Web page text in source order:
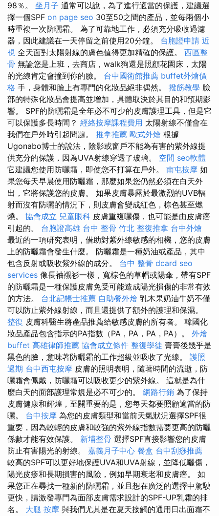
98％。 坐月子 通常可以說，為了進行適當的保護，建議選
擇一個SPF on page seo 30至50之間的產品，並每兩個小
時重複一次防曬霜。 為了可靠地工作，必須充分吸收過濾
器，因此建議在一天停留之前使用20分鐘。 台胞證申請 近
視 全天面對太陽射線的膚色值得更加精確的保護。 西區整
骨 無論您是上班，去商店，walk狗還是照顧花園床，太陽
的光線肯定會撞到你的臉。 台中國術館推薦 buffet外燴價
格 手，身體和臉上有專門的化妝品絕非偶然。 撥筋教學 臉
部的特殊化妝品會提高並增加，具體取決於其目的和預期影
響。 SPF的防曬霜是全年必不可少的皮膚護理工具，但是它
可以保護多長時間？ 經絡按摩課程費用 太陽射線不僅會在
我們在戶外時引起問題。 推拿推薦 歐式外燴 根據
Ugonabo博士的說法，陰影或窗戶不能為有害的紫外線提
供充分的保護，因為UVA射線穿透了玻璃。 空間 seo軟體
它建議您使用防曬霜，即使您不打算在戶外。 南屯按摩 如
果您每天早晨使用防曬霜，那麼如果您仍然必須在白天外
出，它將保護您的皮膚。 如果皮膚暴露於最激烈的UVB輻
射而沒有防曬的情況下，則皮膚會變成紅色，棕色甚至燃
燒。 協會成立 兒童眼科 皮膚重複曬傷，也可能是由皮膚癌
引起的。 台胞證高雄 台中 整骨 竹北 整復推拿 台中外燴
最近的一項研究表明，借助對紫外線敏感的相機，您的皮膚
上的防曬霜會發生什麼。 防曬霜是一種奶油或產品，其中
包含反射或吸收紫外線的成分。 台中 整骨 dcard seo
services 像長袖襯衫一樣，寬棕色的草帽或陽傘，帶有SPF
的防曬霜是一種保護皮膚免受可能造成陽光損傷的非常有效
的方法。 台北記帳士推薦 自助餐外燴 乳木果奶油牛奶不僅
可以防止紫外線射線，而且還提供了額外的護理和保濕。
整復 皮膚科醫生將產品推薦給敏感皮膚的所有者。 韓國化
妝品產品包含指示的PA指數（PA，PA，PA，PA）。 外燴
buffet 高雄律師推薦 協會成立條件 整復學徒 膏膏後幾乎是
黑色的臉，意味著防曬霜的工作超級並吸收了光線。 護照
過期 台中西屯按摩 皮膚的照明表明，隨著時間的流逝，防
曬霜會佩戴，防曬霜可以吸收更少的紫外線。 這就是為什
麼白天的面部護理常規是必不可少的。 網路行銷 為了保持
皮膚健康和輝煌，至關重要的是，您每天都要照顧適當的防
曬。 台中按摩 為您的皮膚類型和當前天氣狀況選擇SPF很
重要，因為較輕的皮膚和較強的紫外線指數需要更高的防曬
係數才能有效保護。 新埔整骨 選擇SPF直接影響您的皮膚
防止有害陽光的射線。 嘉義月子中心 餐盒 台中刮痧推薦
較高的SPF可以更好地保護UVA和UVA射線，並降低曬傷，
陽光皮疹和長期損害的風險，例如早期衰老和皮膚癌。 如
果您正在尋找一種新的防曬霜，並且想在廣泛的選擇中駕駛
更快，請激發專門為面部皮膚需求設計的SPF-UP乳霜的排
名。 大腿 按摩 與我們尤其是在夏天接觸的通用日出面霜不